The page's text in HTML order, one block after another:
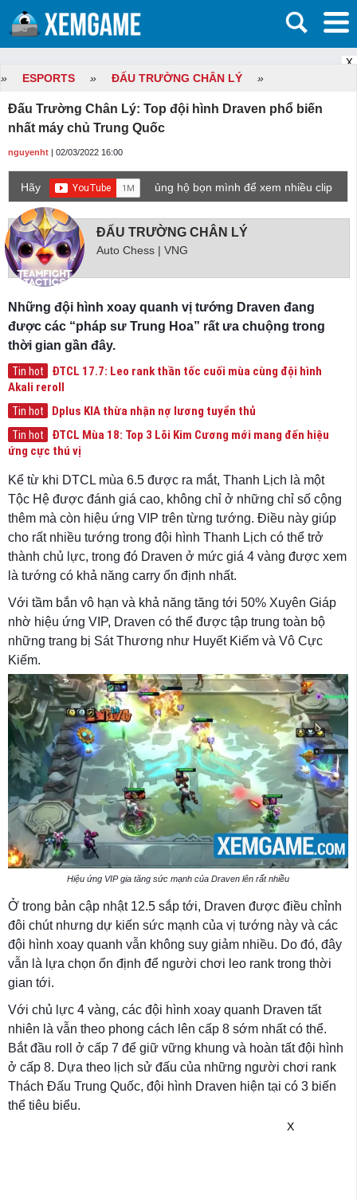
X
» ESPORTS » ĐẤU TRƯỜNG CHÂN LÝ »
Đấu Trường Chân Lý: Top đội hình Draven phổ biến
nhất máy chủ Trung Quốc
nguyenht | 02/03/2022 16:00
Hãy
ủng hộ bọn mình để xem nhiều clip
game mới hơn nhé!
ĐẤU TRƯỜNG CHÂN LÝ
Auto Chess | VNG
Những đội hình xoay quanh vị tướng Draven đang
được các “pháp sư Trung Hoa” rất ưa chuộng trong
thời gian gần đây.
Tin hot
ĐTCL 17.7: Leo rank thần tốc cuối mùa cùng đội hình
Akali reroll
Tin hot Dplus KIA thừa nhận nợ lương tuyển thủ
Tin hot
ĐTCL Mùa 18: Top 3 Lõi Kim Cương mới mang đến hiệu
ứng cực thú vị
Kể từ khi DTCL mùa 6.5 được ra mắt, Thanh Lịch là một
Tộc Hệ được đánh giá cao, không chỉ ở những chỉ số cộng
thêm mà còn hiệu ứng VIP trên từng tướng. Điều này giúp
cho rất nhiều tướng trong đội hình Thanh Lịch có thể trở
thành chủ lực, trong đó Draven ở mức giá 4 vàng được xem
là tướng có khả năng carry ổn định nhất.
Với tầm bắn vô hạn và khả năng tăng tới 50% Xuyên Giáp
nhờ hiệu ứng VIP, Draven có thể được tập trung toàn bộ
những trang bị Sát Thương như Huyết Kiếm và Vô Cực
Kiếm.
Hiệu ứng VIP gia tăng sức mạnh của Draven lên rất nhiều
Ở trong bản cập nhật 12.5 sắp tới, Draven được điều chỉnh
đôi chút nhưng dự kiến sức mạnh của vị tướng này và các
đội hình xoay quanh vẫn không suy giảm nhiều. Do đó, đây
vẫn là lựa chọn ổn định để người chơi leo rank trong thời
gian tới.
Với chủ lực 4 vàng, các đội hình xoay quanh Draven tất
nhiên là vẫn theo phong cách lên cấp 8 sớm nhất có thể.
Bắt đầu roll ở cấp 7 để giữ vững khung và hoàn tất đội hình
ở cấp 8. Dựa theo lịch sử đấu của những người chơi rank
Thách Đấu Trung Quốc, đội hình Draven hiện tại có 3 biến
thể tiêu biểu.
X